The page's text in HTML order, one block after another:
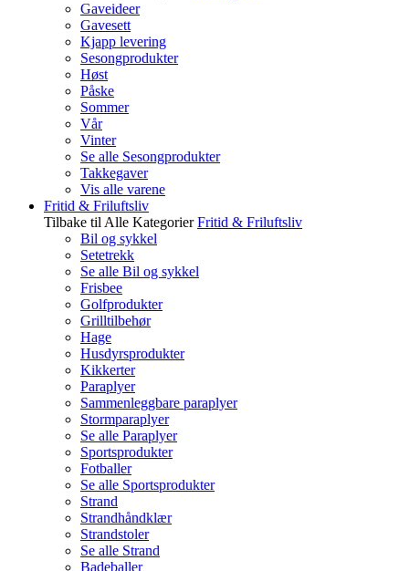
Gaveideer
Gavesett
Kjapp levering
Sesongprodukter
Høst
Påske
Sommer
Vår
Vinter
Se alle Sesongprodukter
Takkegaver
Vis alle varene
Fritid & Friluftsliv
Tilbake til Alle Kategorier Fritid & Friluftsliv
Bil og sykkel
Setetrekk
Se alle Bil og sykkel
Frisbee
Golfprodukter
Grilltilbehør
Hage
Husdyrsprodukter
Kikkerter
Paraplyer
Sammenleggbare paraplyer
Stormparaplyer
Se alle Paraplyer
Sportsprodukter
Fotballer
Se alle Sportsprodukter
Strand
Strandhåndklær
Strandstoler
Se alle Strand
Badeballer